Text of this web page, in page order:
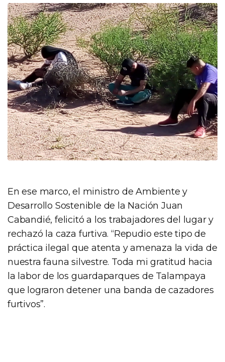
En ese marco, el ministro de Ambiente y
Desarrollo Sostenible de la Nación Juan
Cabandié, felicitó a los trabajadores del lugar y
rechazó la caza furtiva. “Repudio este tipo de
práctica ilegal que atenta y amenaza la vida de
nuestra fauna silvestre. Toda mi gratitud hacia
la labor de los guardaparques de Talampaya
que lograron detener una banda de cazadores
furtivos”.